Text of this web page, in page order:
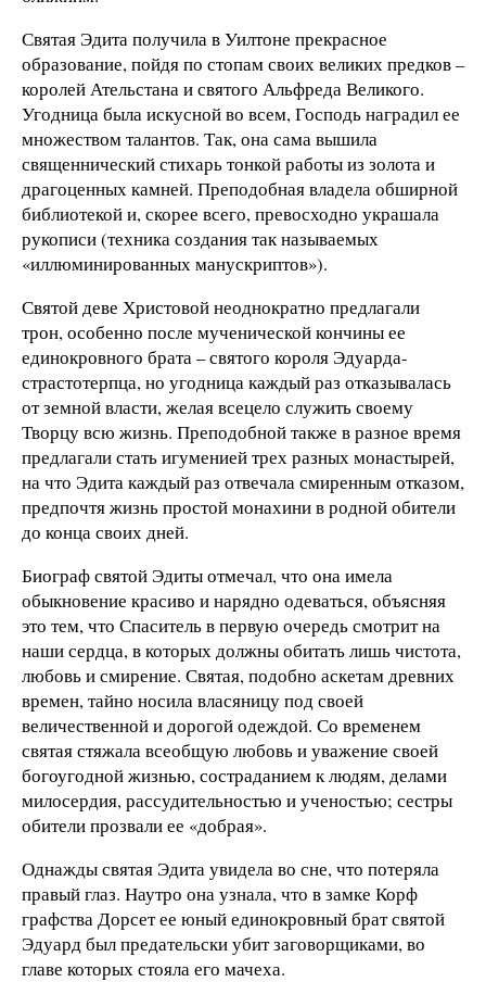
Святая Эдита получила в Уилтоне прекрасное
образование, пойдя по стопам своих великих предков –
королей Ательстана и святого Альфреда Великого.
Угодница была искусной во всем, Господь наградил ее
множеством талантов. Так, она сама вышила
священнический стихарь тонкой работы из золота и
драгоценных камней. Преподобная владела обширной
библиотекой и, скорее всего, превосходно украшала
рукописи (техника создания так называемых
«иллюминированных манускриптов»).
Святой деве Христовой неоднократно предлагали
трон, особенно после мученической кончины ее
единокровного брата – святого короля Эдуарда-
страстотерпца, но угодница каждый раз отказывалась
от земной власти, желая всецело служить своему
Творцу всю жизнь. Преподобной также в разное время
предлагали стать игуменией трех разных монастырей,
на что Эдита каждый раз отвечала смиренным отказом,
предпочтя жизнь простой монахини в родной обители
до конца своих дней.
Биограф святой Эдиты отмечал, что она имела
обыкновение красиво и нарядно одеваться, объясняя
это тем, что Спаситель в первую очередь смотрит на
наши сердца, в которых должны обитать лишь чистота,
любовь и смирение. Святая, подобно аскетам древних
времен, тайно носила власяницу под своей
величественной и дорогой одеждой. Со временем
святая стяжала всеобщую любовь и уважение своей
богоугодной жизнью, состраданием к людям, делами
милосердия, рассудительностью и ученостью; сестры
обители прозвали ее «добрая».
Однажды святая Эдита увидела во сне, что потеряла
правый глаз. Наутро она узнала, что в замке Корф
графства Дорсет ее юный единокровный брат святой
Эдуард был предательски убит заговорщиками, во
главе которых стояла его мачеха.